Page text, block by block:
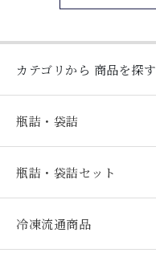
カテゴリから 商品を探す
瓶詰・袋詰
瓶詰・袋詰セット
冷凍流通商品